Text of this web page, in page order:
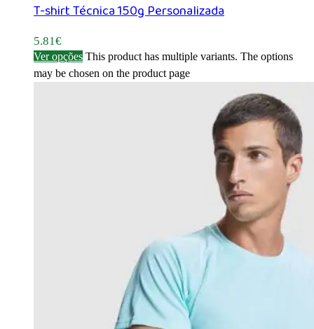
T-shirt Técnica 150g Personalizada
5.81€
Ver opções This product has multiple variants. The options
may be chosen on the product page